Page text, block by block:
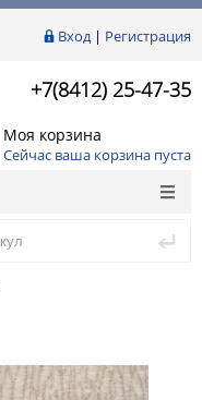
Вход| Регистрация
+7(8412) 25-47-35
Моя корзина
Сейчас ваша корзина пуста